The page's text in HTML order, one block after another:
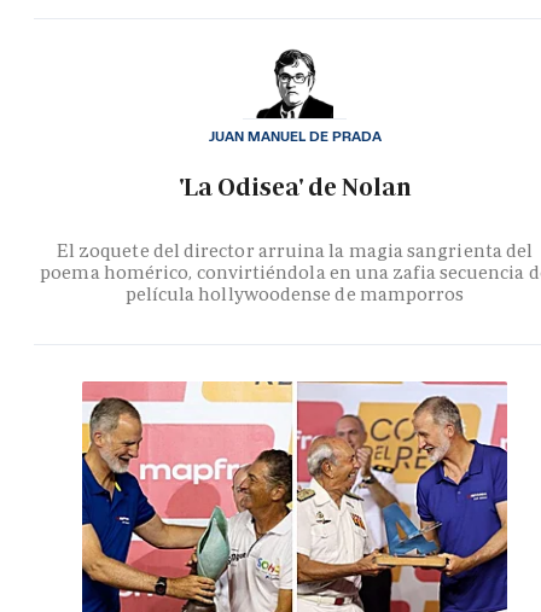
'La Odisea' de Nolan
El zoquete del director arruina la magia sangrienta del
poema homérico, convirtiéndola en una zafia secuencia
película hollywoodense de mamporros
JUAN MANUEL DE PRADA